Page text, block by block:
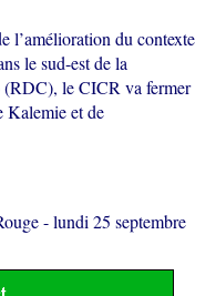
l’amélioration du contexte
le sud-est de la
le CICR va fermer
Kalemie et de
-lundi 25 septembre